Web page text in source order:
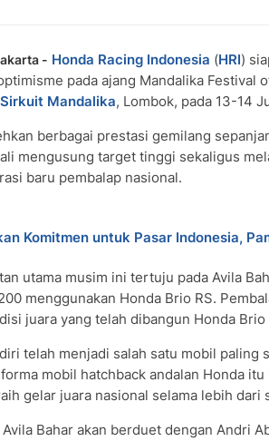
- Honda Racing Indonesia (HRI)
pada ajang Mandalika Festival
Sirkuit Mandalika, Lombok, pada 13-14
berbagai prestasi gemilang
mengusung target tinggi sekaligus
baru pembalap nasional.
Komitmen untuk Pasar Indonesia,
utama musim ini tertuju pada Avila
menggunakan Honda Brio RS.
juara yang telah dibangun Honda
telah menjadi salah satu mobil paling
mobil hatchback andalan Honda
gelar juara nasional selama lebih dari
Bahar akan berduet dengan Andri